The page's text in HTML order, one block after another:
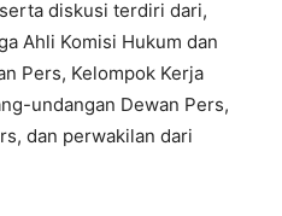
diskusi terdiri dari,
Ahli Komisi Hukum dan
Pers, Kelompok Kerja
undangan Dewan Pers,
dan perwakilan dari